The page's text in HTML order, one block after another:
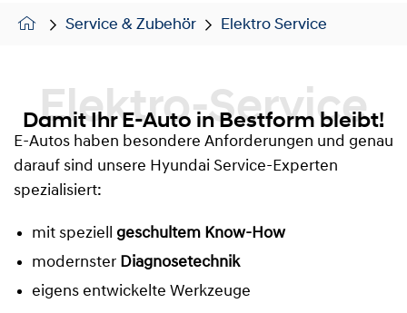
Service & Zubehör Elektro Service
Elektro-Service
Damit Ihr E-Auto in Bestform bleibt!
E-Autos haben besondere Anforderungen und genau
darauf sind unsere Hyundai Service-Experten
spezialisiert:
mit speziell geschultem Know-How
modernster Diagnosetechnik
eigens entwickelte Werkzeuge